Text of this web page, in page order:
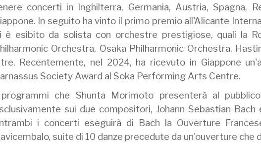
concerti in Inghilterra, Germania, Austria, Spagna,
In seguito ha vinto il primo premio all'Alicante
è esibito da solista con orchestre prestigiose, quali la
Orchestra, Osaka Philharmonic Orchestra,
Recentemente, nel 2024, ha ricevuto in Giappone
Society Award al Soka Performing Arts Centre.
che Shunta Morimoto presenterà al
sui due compositori, Johann Sebastian
i concerti eseguirà di Bach la Ouverture
suite di 10 danze precedute da un'ouverture che